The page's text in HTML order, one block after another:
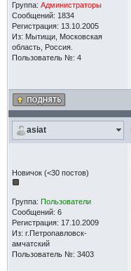
Группа: Администраторы
Сообщений: 1834
Регистрация: 13.10.2005
Из: Мытищи, Московская
область, Россия.
Пользователь №: 4
asiat
Новичок (<30 постов)
Группа: Пользователи
Сообщений: 6
Регистрация: 17.10.2009
Из: г.Петропавловск-
амчатский
Пользователь №: 3403